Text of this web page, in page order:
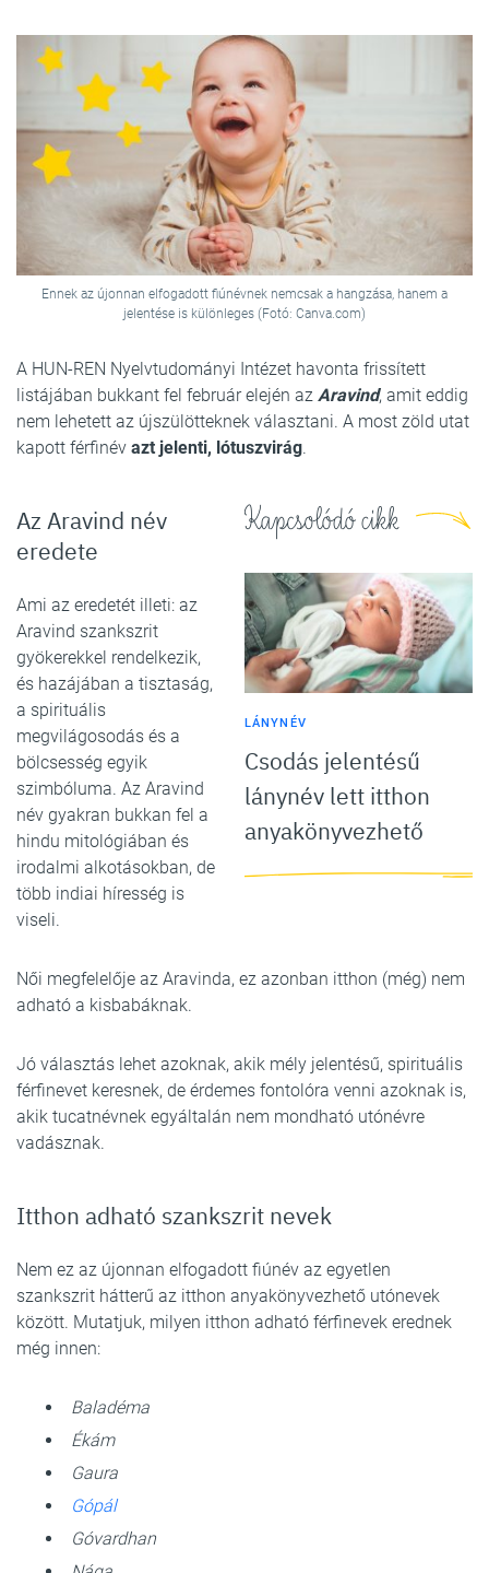
Ennek az újonnan elfogadott fiúnévnek nemcsak a hangzása, hanem a
jelentése is különleges (Fotó: Canva.com)
A HUN-REN Nyelvtudományi Intézet havonta frissített
listájában bukkant fel február elején az Aravind, amit eddig
nem lehetett az újszülötteknek választani. A most zöld utat
kapott férfinév azt jelenti, lótuszvirág.
Kapcsolódó cikk
LÁNYNÉV
Csodás jelentésű
lánynév lett itthon
anyakönyvezhető
Az Aravind név
eredete
Ami az eredetét illeti: az
Aravind szankszrit
gyökerekkel rendelkezik,
és hazájában a tisztaság,
a spirituális
megvilágosodás és a
bölcsesség egyik
szimbóluma. Az Aravind
név gyakran bukkan fel a
hindu mitológiában és
irodalmi alkotásokban, de
több indiai híresség is
viseli.
Női megfelelője az Aravinda, ez azonban itthon (még) nem
adható a kisbabáknak.
Jó választás lehet azoknak, akik mély jelentésű, spirituális
férfinevet keresnek, de érdemes fontolóra venni azoknak is,
akik tucatnévnek egyáltalán nem mondható utónévre
vadásznak.
Itthon adható szankszrit nevek
Nem ez az újonnan elfogadott fiúnév az egyetlen
szankszrit hátterű az itthon anyakönyvezhető utónevek
között. Mutatjuk, milyen itthon adható férfinevek erednek
még innen:
Baladéma
Ékám
Gaura
Gópál
Góvardhan